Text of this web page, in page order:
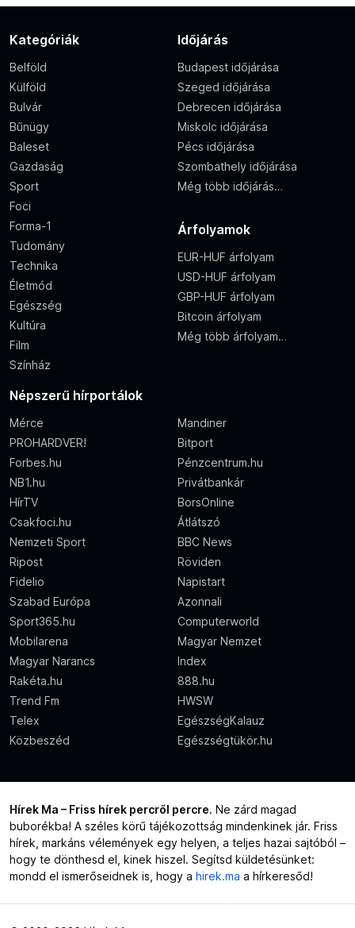
Kategóriák
Belföld
Külföld
Bulvár
Bűnügy
Baleset
Gazdaság
Sport
Foci
Forma-1
Tudomány
Technika
Életmód
Egészség
Kultúra
Film
Színház
Időjárás
Budapest időjárása
Szeged időjárása
Debrecen időjárása
Miskolc időjárása
Pécs időjárása
Szombathely időjárása
Még több időjárás…
Árfolyamok
EUR-HUF árfolyam
USD-HUF árfolyam
GBP-HUF árfolyam
Bitcoin árfolyam
Még több árfolyam…
Népszerű hírportálok
Mérce
Mandiner
PROHARDVER!
Bitport
Forbes.hu
Pénzcentrum.hu
NB1.hu
Privátbankár
HírTV
BorsOnline
Csakfoci.hu
Átlátszó
Nemzeti Sport
BBC News
Ripost
Röviden
Fidelio
Napistart
Szabad Európa
Azonnali
Sport365.hu
Computerworld
Mobilarena
Magyar Nemzet
Magyar Narancs
Index
Rakéta.hu
888.hu
Trend Fm
HWSW
Telex
EgészségKalauz
Közbeszéd
Egészségtükör.hu
Hírek Ma – Friss hírek percről percre. Ne zárd magad
buborékba! A széles körű tájékozottság mindenkinek jár. Friss
hírek, markáns vélemények egy helyen, a teljes hazai sajtóból –
hogy te dönthesd el, kinek hiszel. Segítsd küldetésünket:
mondd el ismerőseidnek is, hogy a hirek.ma a hírkeresőd!